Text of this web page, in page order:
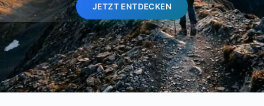
JETZT ENTDECKEN